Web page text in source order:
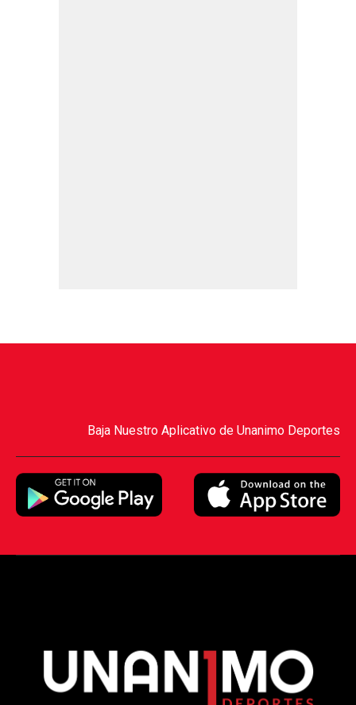
Baja Nuestro Aplicativo de Unanimo Deportes